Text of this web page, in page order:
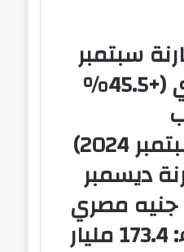
جنيه مصري (+36.8% مقارنة سبتمبر
2024) • صافي الربح قبل الضرائب: 15.9 مليار جنيه مصري (+45.5%
والعمولات: 18.7 مليار جنيه مصري (+20.6% مقارنة سبتمبر 2024)
مصري (5.2+% مقارنة ديسمبر
للعملاء76.7: مليار جنيه مصري
(+12.4% مقارنة ديسمبر 2024) • إجمالي ودائع العملاء: 173.4 مليار